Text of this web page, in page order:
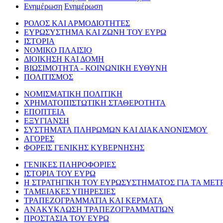
Ενημέρωση Ενημέρωση
ΡΟΛΟΣ ΚΑΙ ΑΡΜΟΔΙΟΤΗΤΕΣ
ΕΥΡΩΣΥΣΤΗΜΑ ΚΑΙ ΖΩΝΗ ΤΟΥ ΕΥΡΩ
ΙΣΤΟΡΙΑ
ΝΟΜΙΚΟ ΠΛΑΙΣΙΟ
ΔΙΟΙΚΗΣΗ ΚΑΙ ΔΟΜΗ
ΒΙΩΣΙΜΟΤΗΤΑ - ΚΟΙΝΩΝΙΚΗ ΕΥΘΥΝΗ
ΠΟΛΙΤΙΣΜΟΣ
ΝΟΜΙΣΜΑΤΙΚΗ ΠΟΛΙΤΙΚΗ
ΧΡΗΜΑΤΟΠΙΣΤΩΤΙΚΗ ΣΤΑΘΕΡΟΤΗΤΑ
ΕΠΟΠΤΕΙΑ
ΕΞΥΓΙΑΝΣΗ
ΣΥΣΤΗΜΑΤΑ ΠΛΗΡΩΜΩΝ ΚΑΙ ΔΙΑΚΑΝΟΝΙΣΜΟΥ
ΑΓΟΡΕΣ
ΦΟΡΕΙΣ ΓΕΝΙΚΗΣ ΚΥΒΕΡΝΗΣΗΣ
ΓΕΝΙΚΕΣ ΠΛΗΡΟΦΟΡΙΕΣ
ΙΣΤΟΡΙΑ ΤΟΥ ΕΥΡΩ
Η ΣΤΡΑΤΗΓΙΚΗ ΤΟΥ ΕΥΡΩΣΥΣΤΗΜΑΤΟΣ ΓΙΑ ΤΑ
ΤΑΜΕΙΑΚΕΣ ΥΠΗΡΕΣΙΕΣ
ΤΡΑΠΕΖΟΓΡΑΜΜΑΤΙΑ ΚΑΙ ΚΕΡΜΑΤΑ
ΑΝΑΚΥΚΛΩΣΗ ΤΡΑΠΕΖΟΓΡΑΜΜΑΤΙΩΝ
ΠΡΟΣΤΑΣΙΑ ΤΟΥ ΕΥΡΩ